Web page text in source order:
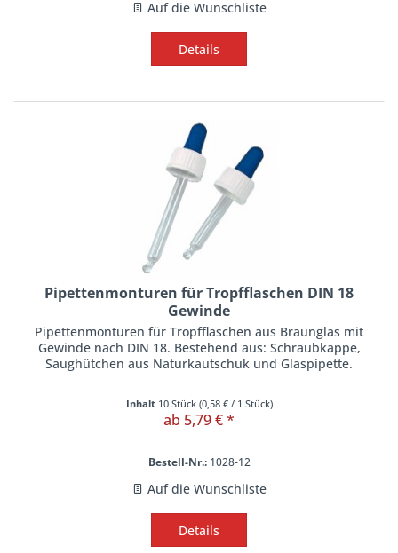
Auf die Wunschliste
Details
Pipettenmonturen für Tropfflaschen DIN 18
Gewinde
Pipettenmonturen für Tropfflaschen aus Braunglas mit
Gewinde nach DIN 18. Bestehend aus: Schraubkappe,
Saughütchen aus Naturkautschuk und Glaspipette.
Inhalt 10 Stück (0,58 €/ 1 Stück)
ab 5,79 € *
Bestell-Nr.:1028-12
Auf die Wunschliste
Details